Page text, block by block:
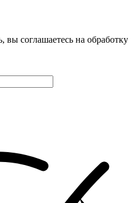
соглашаетесь на обработку